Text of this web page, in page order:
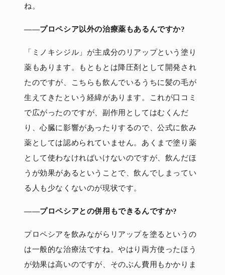
ね。
――プロペシア以外の治療薬もあるんですか?
「ミノキシジル」が主成分のリアップという塗り
薬もあります。もともとは降圧剤として開発され
たのですが、こちらも飲んでいるうちに髪の毛が
生えてきたという経緯があります。これが口コミ
で広がったのですが、副作用としてはむくんだ
り、心臓に影響があったりするので、公式に飲み
薬としては認められていません。あくまで塗り薬
として使わなければいけないのですが、飲んだほ
うが効果があるということで、飲んでしまってい
る人も少なくないのが現状です。
――プロペシアとの併用もできるんですか?
プロペシアを飲みながらリアップを塗るというの
は一般的な治療法ですね。やはり両方使ったほう
が効果は高いのですが、そのぶん費用もかかりま